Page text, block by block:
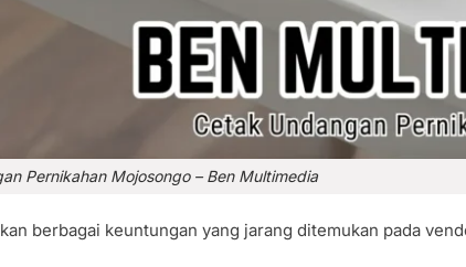
Pernikahan Mojosongo – Ben Multimedia
berbagai keuntungan yang jarang ditemukan pada